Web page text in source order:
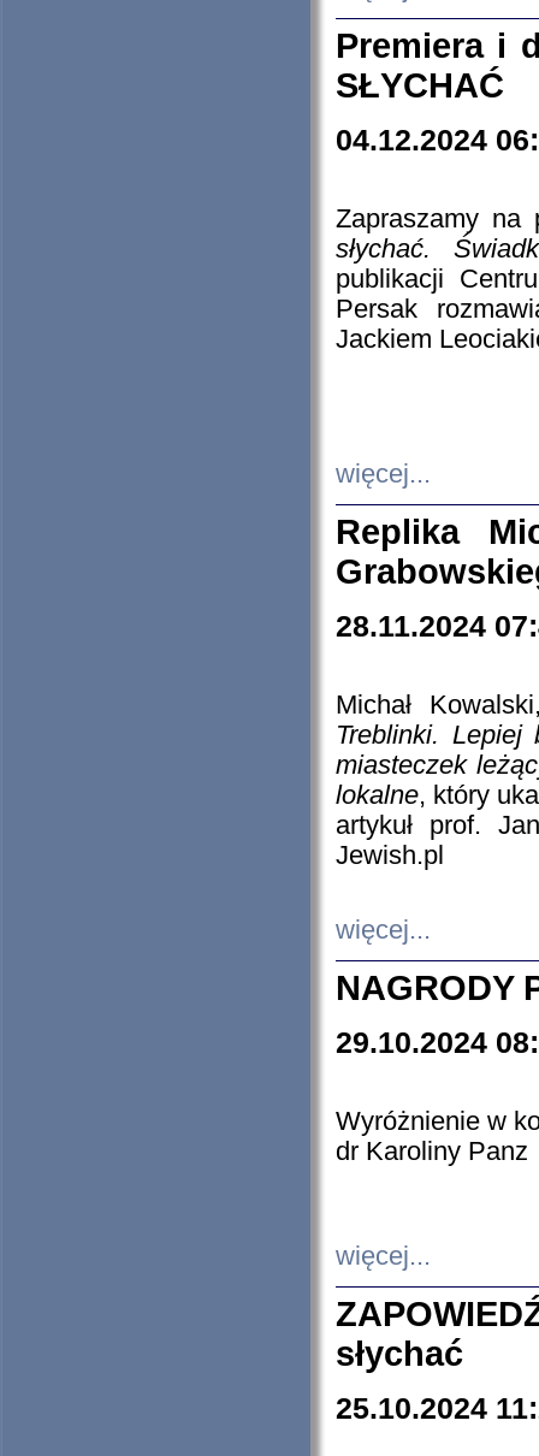
Premiera i
SŁYCHAĆ
04.12.2024
Zapraszamy
słychać.
publikacji
Persak
Jackiem
więcej...
Replika
28.11.2024
Michał
Treblinki. Lepiej
miasteczek
lokalne, który
artykuł prof.
Jewish.pl
więcej...
NAGRODY
29.10.2024
Wyróżnienie w
dr Karoliny Panz
więcej...
słychać
25.10.2024